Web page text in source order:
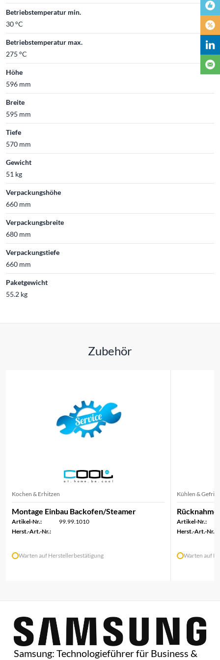
Betriebstemperatur min.
30 °C
Betriebstemperatur max.
275 °C
Höhe
596 mm
Breite
595 mm
Tiefe
570 mm
Gewicht
51 kg
Verpackungshöhe
660 mm
Verpackungsbreite
680 mm
Verpackungstiefe
660 mm
Paketgewicht
55.2 kg
Zubehör
Kochen & Erhitzen
Montage Einbau Backofen/Steamer
Artikel-Nr.:
99.99.1010
Herst.-Art.-Nr.:
Warten auf Herstellerbestätigung
Kühlen &
Artikel-Nr.:
Herst.-Art.-Nr.:
Warten auf
Samsung: Technologieführer für Business &